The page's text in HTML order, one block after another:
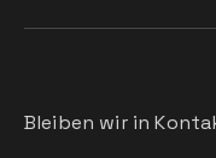
Bleiben wir in